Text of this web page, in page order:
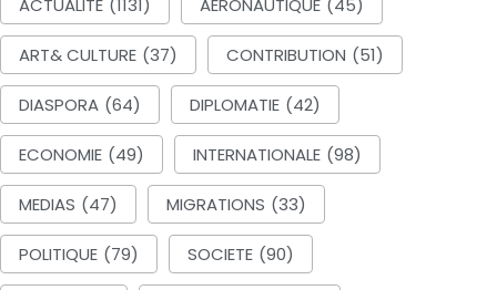
ACTUALITE (1131) AERONAUTIQUE (45)
ART& CULTURE (37) CONTRIBUTION (51)
DIASPORA (64) DIPLOMATIE (42)
ECONOMIE (49) INTERNATIONALE (98)
MEDIAS (47) MIGRATIONS (33)
POLITIQUE (79) SOCIETE (90)